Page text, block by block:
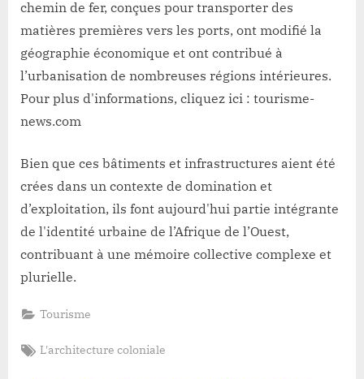
chemin de fer, conçues pour transporter des
matières premières vers les ports, ont modifié la
géographie économique et ont contribué à
l’urbanisation de nombreuses régions intérieures.
Pour plus d'informations, cliquez ici : tourisme-
news.com
Bien que ces bâtiments et infrastructures aient été
crées dans un contexte de domination et
d’exploitation, ils font aujourd'hui partie intégrante
de l'identité urbaine de l’Afrique de l’Ouest,
contribuant à une mémoire collective complexe et
plurielle.
Tourisme
Tags:
L'architecture coloniale